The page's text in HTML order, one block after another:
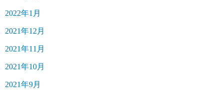
2022年1月
2021年12月
2021年11月
2021年10月
2021年9月